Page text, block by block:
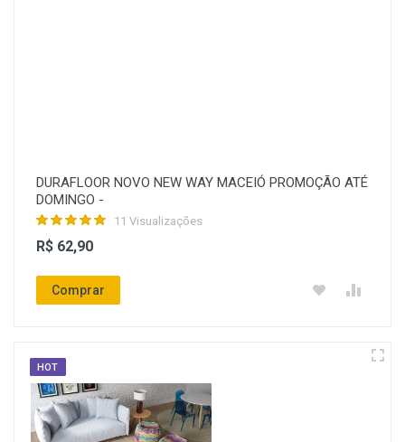
DURAFLOOR NOVO NEW WAY MACEIÓ PROMOÇÃO ATÉ
DOMINGO -
11 Visualizações
R$ 62,90
Comprar
HOT